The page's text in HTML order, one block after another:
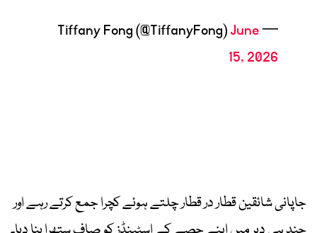
— Tiffany Fong (@TiffanyFong)
June
15, 2026
جاپانی شائقین قطار در قطار چلتے ہوئے کچرا جمع کرتے رہے اور